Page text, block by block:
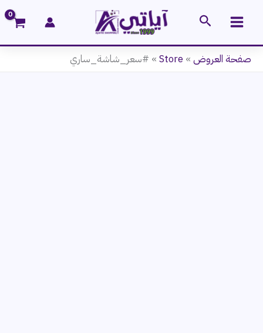
البحث
صفحة العروض »
Store
» #سعر_شاشة_ساري